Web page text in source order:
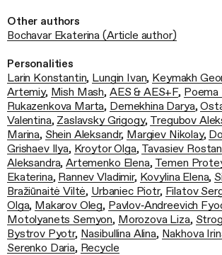
Other authors
Bochavar Ekaterina (Article author)
Personalities
Larin Konstantin, Lungin Ivan, Keymakh
Artemiy, Mish Mash, AES & AES+F,
Rukazenkova Marta, Demekhina Darya,
Valentina, Zaslavsky Grigogy, Tregubov
Marina, Shein Aleksandr, Margiev Nikolay,
Grishaev Ilya, Kroytor Olga, Tavasiev Rostan
Aleksandra,Artemenko Elena, Temen
Ekaterina, Rannev Vladimir, Kovylina Elena,
Bražiūnaitė Viltė, Urbaniec Piotr, Filatov
Olga, Makarov Oleg, Pavlov‑Andreevich
Motolyanets Semyon, Morozova Liza,
Bystrov Pyotr, Nasibullina Alina, Nakhova
Serenko Daria, Recycle